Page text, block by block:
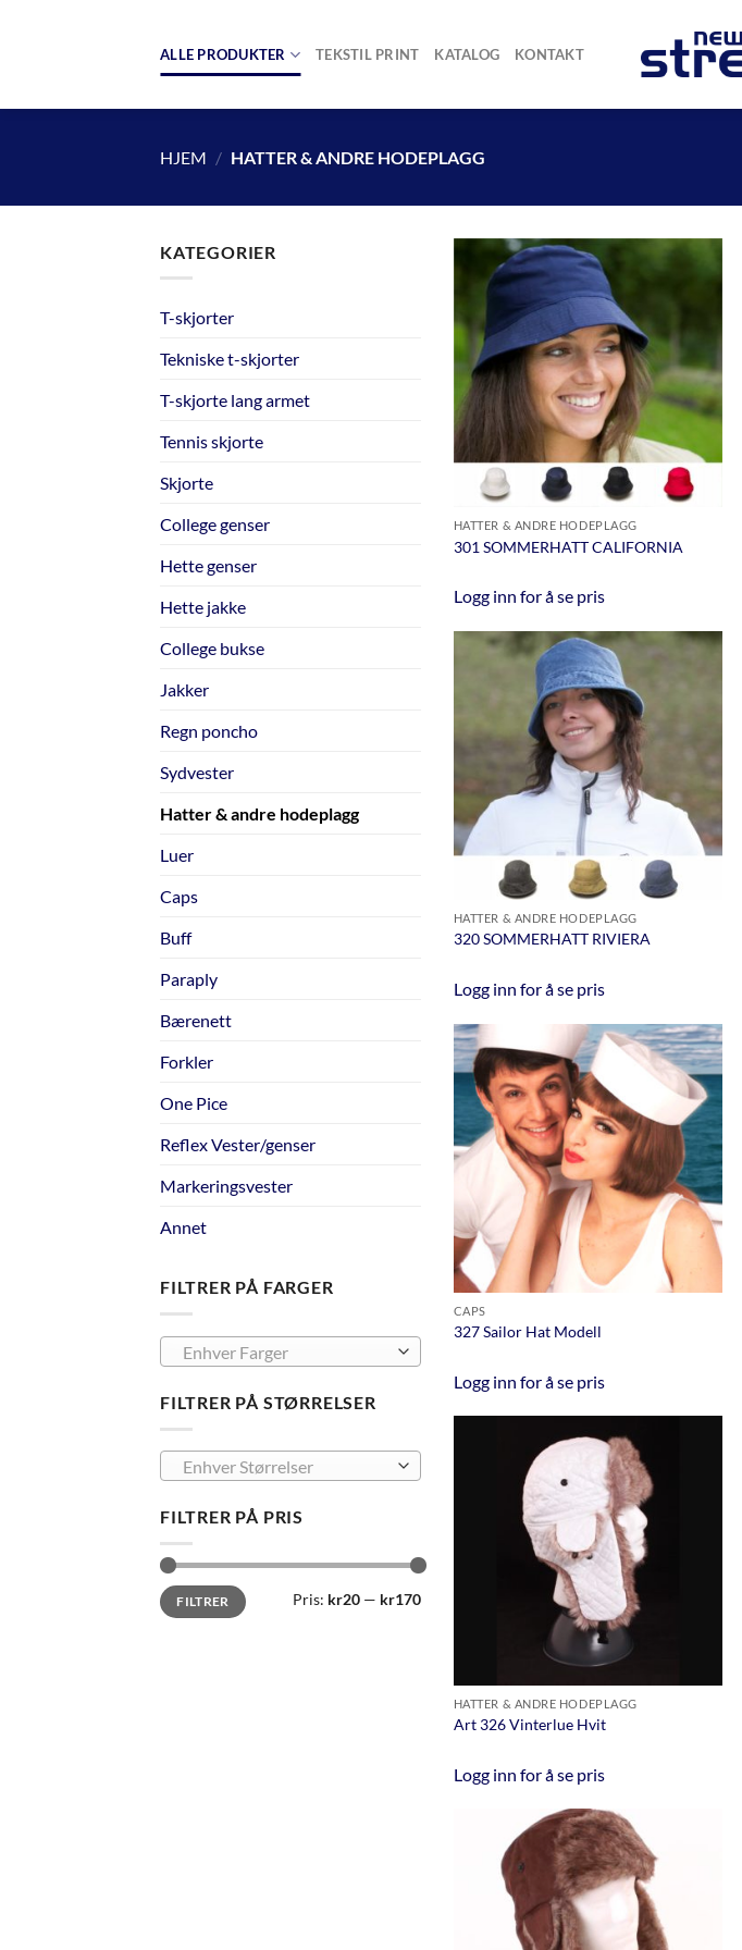
ALLE PRODUKTER TEKSTIL PRINT KATALOG KONTAKT
HJEM / HATTER & ANDRE HODEPLAGG
KATEGORIER
T-skjorter
Tekniske t-skjorter
T-skjorte lang armet
Tennis skjorte
Skjorte
College genser
Hette genser
Hette jakke
College bukse
Jakker
Regn poncho
Sydvester
Hatter & andre hodeplagg
Luer
Caps
Buff
Paraply
Bærenett
Forkler
One Pice
Reflex Vester/genser
Markeringsvester
Annet
FILTRER PÅ FARGER
Enhver Farger
FILTRER PÅ STØRRELSER
Enhver Størrelser
FILTRER PÅ PRIS
Min.
pris
Makspris
FILTRER Pris: kr20 — kr170
HATTER & ANDRE HODEPLAGG
301 SOMMERHATT CALIFORNIA
Logg inn for å se pris
HATTER & ANDRE HODEPLAGG
320 SOMMERHATT RIVIERA
Logg inn for å se pris
CAPS
327 Sailor Hat Modell
Logg inn for å se pris
HATTER & ANDRE HODEPLAGG
Art 326 Vinterlue Hvit
Logg inn for å se pris